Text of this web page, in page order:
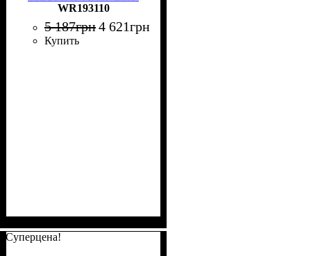
белая WR193110
WR193110
5 187грн4 621грн
Купить
Суперцена!